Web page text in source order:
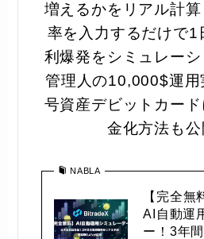
増えるかをリアル計
率を入力するだけで1
利爆発をシミュレーシ
管理人の10,000$運用
号資産デビットカー
金化方法も公
NABLA
【完全
AI自動運
ー！3年